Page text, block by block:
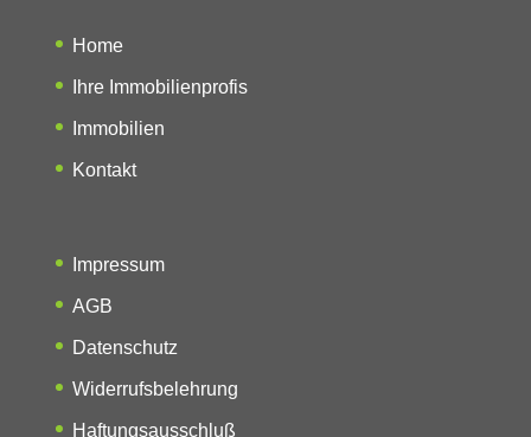
Home
Ihre Immobilienprofis
Immobilien
Kontakt
Impressum
AGB
Datenschutz
Widerrufsbelehrung
Haftungsausschluß